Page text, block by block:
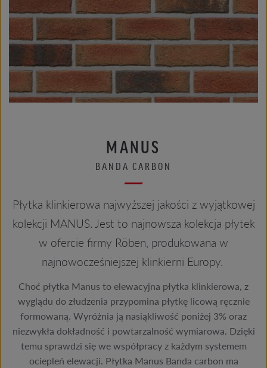
MANUS
BANDA CARBON
Płytka klinkierowa najwyższej jakości z wyjątkowej
kolekcji MANUS. Jest to najnowsza kolekcja płytek
w ofercie firmy Röben, produkowana w
najnowocześniejszej klinkierni Europy.
Choć płytka Manus to elewacyjna płytka klinkierowa, z
wyglądu do złudzenia przypomina płytkę licową ręcznie
formowaną. Wyróżnia ją nasiąkliwość poniżej 3% oraz
niezwykła dokładność i powtarzalność wymiarowa. Dzięki
temu sprawdzi się we współpracy z każdym systemem
ociepleń elewacji. Płytka Manus Banda carbon ma